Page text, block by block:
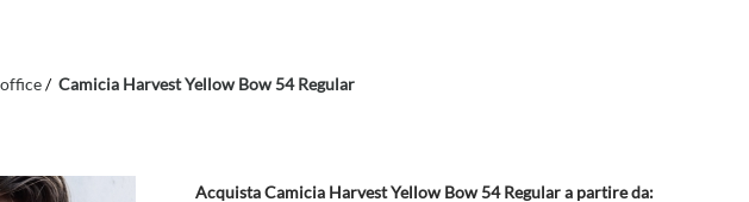
Camicia Harvest Yellow Bow 54 Regular
Acquista Camicia Harvest Yellow Bow 54 Regular a partire da: